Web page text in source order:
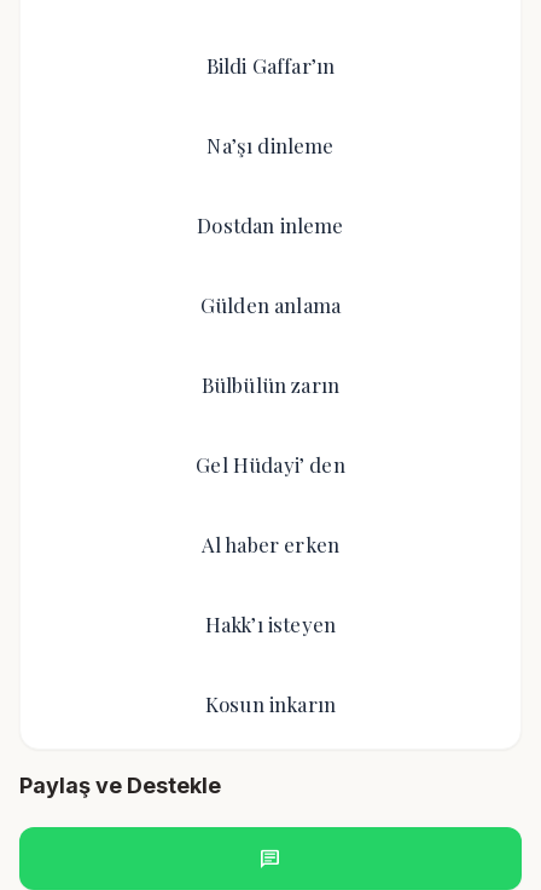
Bildi Gaffar’ın
Na’şı dinleme
Dostdan inleme
Gülden anlama
Bülbülün zarın
Gel Hüdayi’ den
Al haber erken
Hakk’ı isteyen
Kosun inkarın
Paylaş ve Destekle
chat